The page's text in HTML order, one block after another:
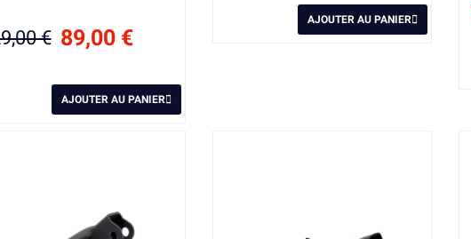
€ 89,00 €
AJOUTER AU PANIER
AJOUTER AU PANIER